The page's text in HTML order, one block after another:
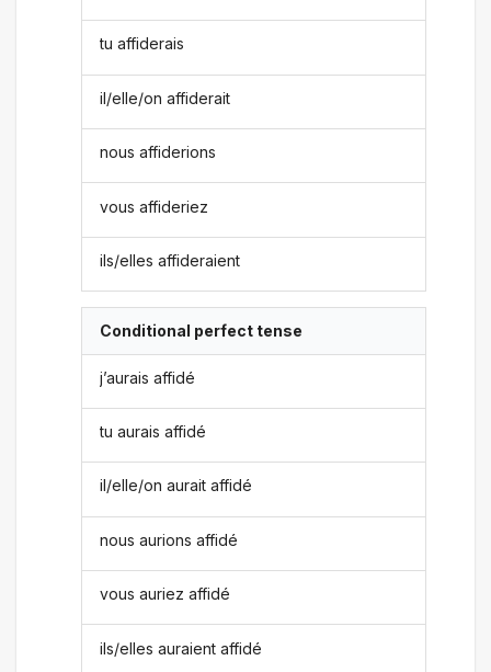
tu affiderais
il/elle/on affiderait
nous affiderions
vous affideriez
ils/elles affideraient
Conditional perfect tense
j’aurais affidé
tu aurais affidé
il/elle/on aurait affidé
nous aurions affidé
vous auriez affidé
ils/elles auraient affidé